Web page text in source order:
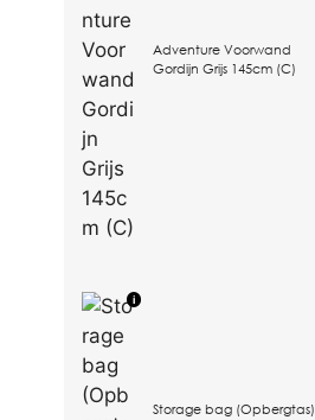
Adventure Voorwand
Gordijn Grijs 145cm (C)
Storage bag (Opbergtas)